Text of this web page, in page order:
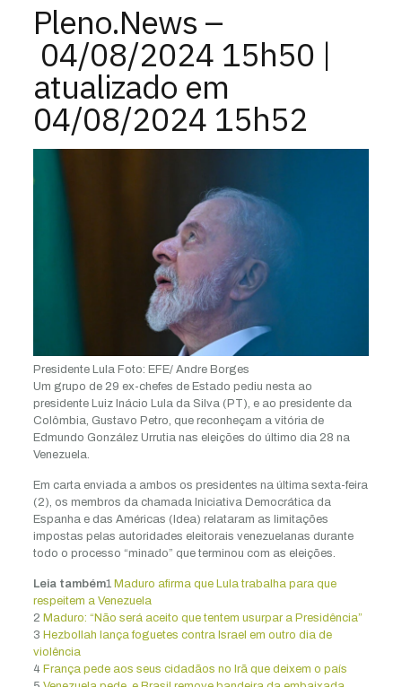
Pleno.News –
04/08/2024 15h50 |
atualizado em
04/08/2024 15h52
Presidente Lula Foto: EFE/ Andre Borges
Um grupo de 29 ex-chefes de Estado pediu nesta ao
presidente Luiz Inácio Lula da Silva (PT), e ao presidente da
Colômbia, Gustavo Petro, que reconheçam a vitória de
Edmundo González Urrutia nas eleições do último dia 28 na
Venezuela.
Em carta enviada a ambos os presidentes na última sexta-feira
(2), os membros da chamada Iniciativa Democrática da
Espanha e das Américas (Idea) relataram as limitações
impostas pelas autoridades eleitorais venezuelanas durante
todo o processo “minado” que terminou com as eleições.
Leia também1 Maduro afirma que Lula trabalha para que
respeitem a Venezuela
2 Maduro: “Não será aceito que tentem usurpar a Presidência”
3 Hezbollah lança foguetes contra Israel em outro dia de
violência
4 França pede aos seus cidadãos no Irã que deixem o país